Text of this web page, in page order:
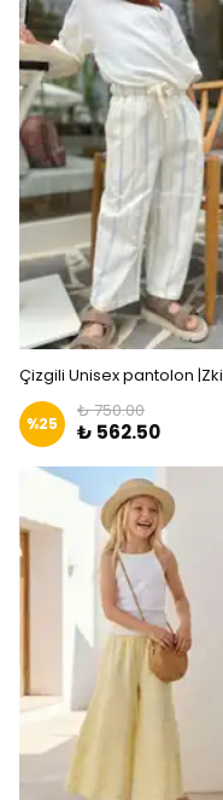
Çizgili Unisex pantolon
%25
₺ 750.00
₺ 562.50